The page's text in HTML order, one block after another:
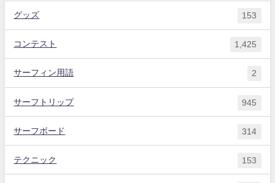
グッズ 153
コンテスト 1,425
サーフィン用語 2
サーフトリップ 945
サーフボード 314
テクニック 153